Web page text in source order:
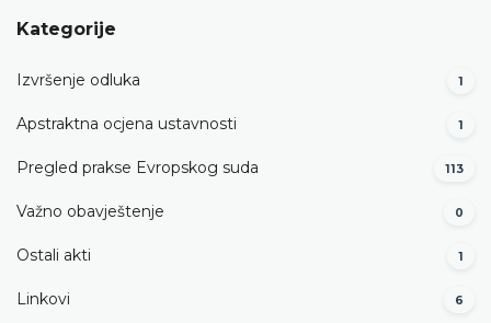
Kategorije
Izvršenje odluka 1
Apstraktna ocjena ustavnosti 1
Pregled prakse Evropskog suda 113
Važno obavještenje 0
Ostali akti 1
Linkovi 6